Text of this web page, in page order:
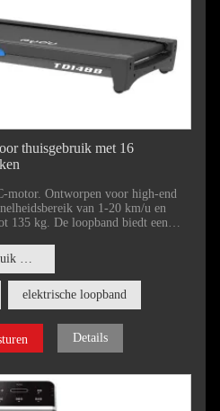
thuisgebruik met 16
motor. Ontworpen voor high-end
van 1-20 km/u en
135 kg. De loopband biedt een
elektrische loopband
Details